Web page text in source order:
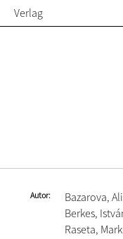
Verlag
Autor
Bazarova,
Berkes,
Raseta,